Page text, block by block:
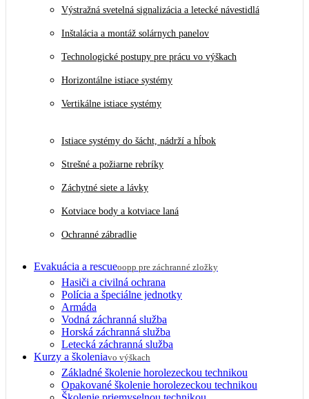
Výstražná svetelná signalizácia a letecké návestidlá
Inštalácia a montáž solárnych panelov
Technologické postupy pre prácu vo výškach
Horizontálne istiace systémy
Vertikálne istiace systémy
Istiace systémy do šácht, nádrží a hĺbok
Strešné a požiarne rebríky
Záchytné siete a lávky
Kotviace body a kotviace laná
Ochranné zábradlie
Evakuácia a rescueoopp pre záchranné zložky
Hasiči a civilná ochrana
Polícia a špeciálne jednotky
Armáda
Vodná záchranná služba
Horská záchranná služba
Letecká záchranná služba
Kurzy a školeniavo výškach
Základné školenie horolezeckou technikou
Opakované školenie horolezeckou technikou